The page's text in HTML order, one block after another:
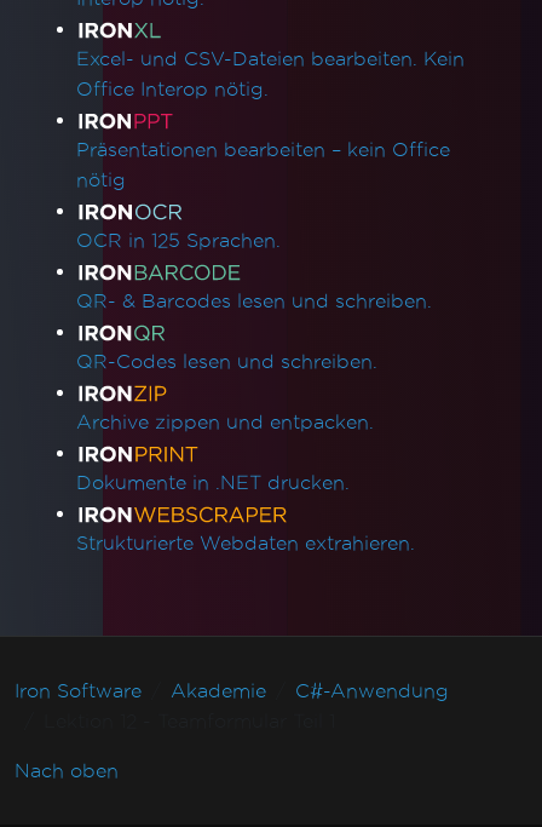
Excel- und CSV-Dateien bearbeiten. Kein
Office Interop nötig.
Präsentationen bearbeiten – kein Office
nötig
OCR in 125 Sprachen.
QR- & Barcodes lesen und schreiben.
QR-Codes lesen und schreiben.
Archive zippen und entpacken.
Dokumente in .NET drucken.
Strukturierte Webdaten extrahieren.
Iron Software Akademie
C#-Anwendung
Nach oben